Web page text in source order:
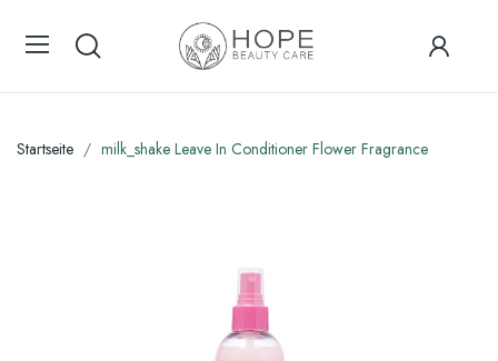
Startseite milk_shake Leave In Conditioner Flower Fragrance